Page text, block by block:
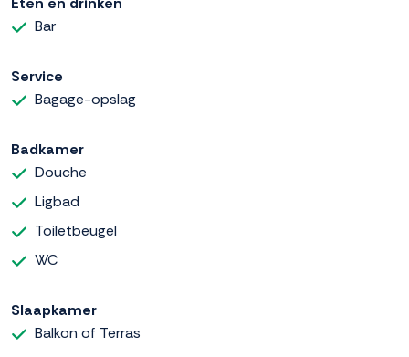
Bar
Service
Bagage-opslag
Badkamer
Douche
Ligbad
Toiletbeugel
WC
Slaapkamer
Balkon of Terras